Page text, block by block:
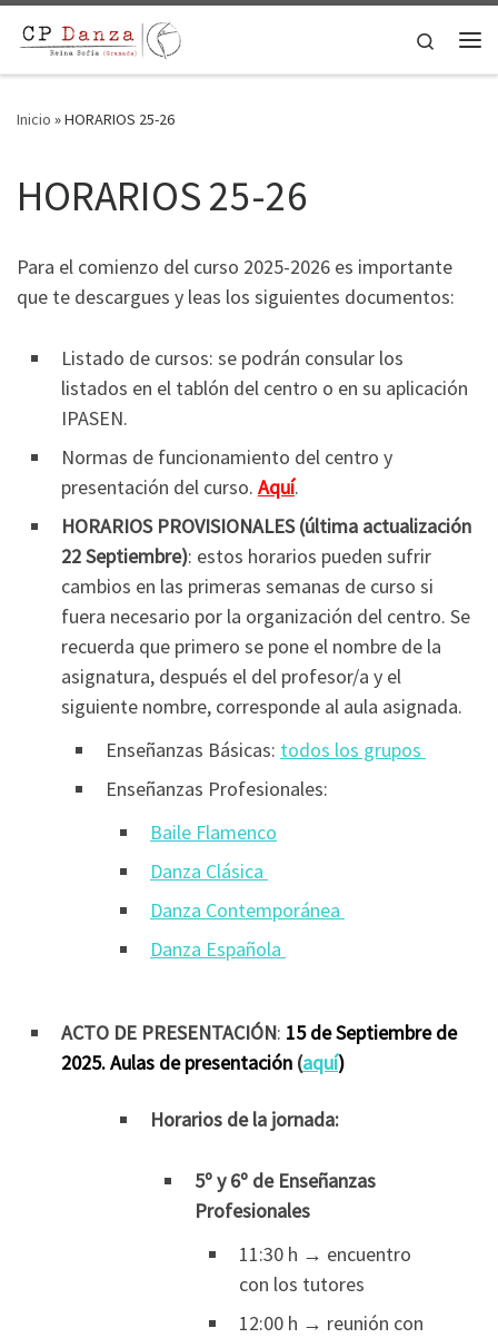
Saltar al contenido
Search
Inicio »HORARIOS 25-26
HORARIOS 25-26
Para el comienzo del curso 2025-2026 es importante
que te descargues y leas los siguientes documentos:
Listado de cursos: se podrán consular los
listados en el tablón del centro o en su aplicación
IPASEN.
Normas de funcionamiento del centro y
presentación del curso. Aquí.
HORARIOS PROVISIONALES (última actualización
22 Septiembre): estos horarios pueden sufrir
cambios en las primeras semanas de curso si
fuera necesario por la organización del centro. Se
recuerda que primero se pone el nombre de la
asignatura, después el del profesor/a y el
siguiente nombre, corresponde al aula asignada.
Enseñanzas Básicas: todos los grupos
Enseñanzas Profesionales:
Baile Flamenco
Danza Clásica
Danza Contemporánea
Danza Española
ACTO DE PRESENTACIÓN: 15 de Septiembre de
2025. Aulas de presentación (aquí)
Horarios de la jornada:
5º y 6º de Enseñanzas
Profesionales
11:30 h → encuentro
con los tutores
12:00 h → reunión con